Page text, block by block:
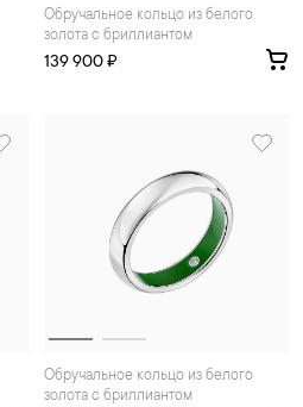
Обручальное кольцо из белого
золота с бриллиантом
139 900 ₽
Обручальное кольцо из белого
золота с бриллиантом